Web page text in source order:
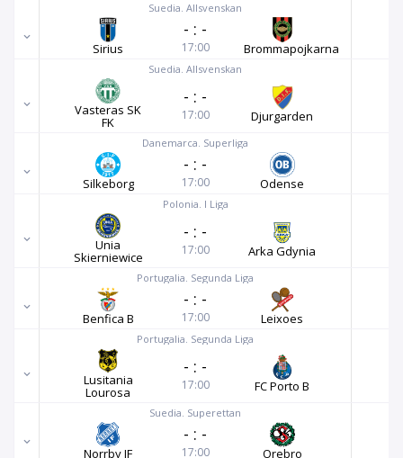
Suedia. Allsvenskan
Sirius
- : -
17:00 Brommapojkarna
Suedia. Allsvenskan
Vasteras SK
FK
- : -
17:00 Djurgarden
Danemarca. Superliga
Silkeborg
- : -
17:00 Odense
Polonia. I Liga
Unia
Skierniewice
- : -
17:00 Arka Gdynia
Portugalia. Segunda Liga
Benfica B
- : -
17:00 Leixoes
Portugalia. Segunda Liga
Lusitania
Lourosa
- : -
17:00 FC Porto B
Suedia. Superettan
Norrby IF
- : -
17:00 Orebro